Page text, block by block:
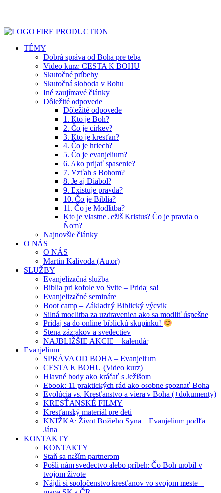
TÉMY
Dobrá správa od Boha pre teba
Video kurz: CESTA K BOHU
Skutočné príbehy
Skutočná sloboda v Bohu
Iné zaujímavé články
Dôležité odpovede
Dôležité odpovede
1. Kto je Boh?
2. Čo je cirkev?
3. Kto je kresťan?
4. Čo je hriech?
5. Čo je evanjelium?
6. Ako prijať spasenie?
7. Vzťah s Bohom?
8. Je aj Diabol?
9. Existuje pravda?
10. Čo je Biblia?
11. Čo je Modlitba?
Kto je vlastne Ježiš Kristus? Čo je pravda o
Ňom?
Najnovšie články
O NÁS
O NÁS
Martin Kalivoda (Autor)
SLUŽBY
Evanjelizačná služba
Biblia pri kofole vo Svite – Pridaj sa!
Evanjelizačné semináre
Boot camp – Základný Biblický výcvik
Silná modlitba za uzdraveniea ako sa modliť úspešne
Pridaj sa do online biblickú skupinku!
Stena zázrakov a svedectiev
NAJBLIŽŠIE AKCIE – kalendár
Evanjelium
SPRÁVA OD BOHA – Evanjelium
CESTA K BOHU (Video kurz)
Hlavné body ako kráčať s Ježišom
Ebook: 11 praktických rád ako osobne spoznať Boha
Evolúcia vs. Kresťanstvo a viera v Boha (+dokumenty)
KRESŤANSKÉ FILMY
Kresťanský materiál pre deti
KNIŽKA: Život Božieho Syna – Evanjelium podľa
Jána
KONTAKTY
KONTAKTY
Staň sa naším partnerom
Pošli nám svedectvo alebo príbeh: Čo Boh urobil v
tvojom živote
Nájdi si spoločenstvo kresťanov vo svojom meste +